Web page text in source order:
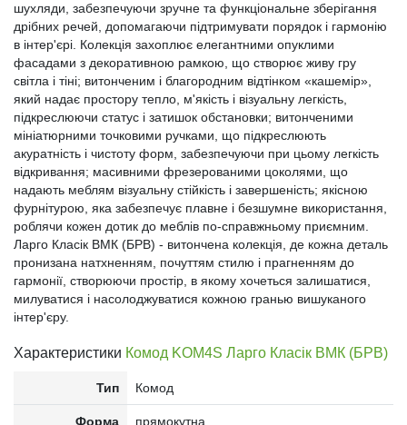
шухляди, забезпечуючи зручне та функціональне зберігання
дрібних речей, допомагаючи підтримувати порядок і гармонію
в інтер'єрі. Колекція захоплює елегантними опуклими
фасадами з декоративною рамкою, що створює живу гру
світла і тіні; витонченим і благородним відтінком «кашемір»,
який надає простору тепло, м'якість і візуальну легкість,
підкреслюючи статус і затишок обстановки; витонченими
мініатюрними точковими ручками, що підкреслюють
акуратність і чистоту форм, забезпечуючи при цьому легкість
відкривання; масивними фрезерованими цоколями, що
надають меблям візуальну стійкість і завершеність; якісною
фурнітурою, яка забезпечує плавне і безшумне використання,
роблячи кожен дотик до меблів по-справжньому приємним.
Ларго Класік ВМК (БРВ) - витончена колекція, де кожна деталь
пронизана натхненням, почуттям стилю і прагненням до
гармонії, створюючи простір, в якому хочеться залишатися,
милуватися і насолоджуватися кожною гранью вишуканого
інтер'єру.
Характеристики Комод KOM4S Ларго Класік ВМК (БРВ)
Тип Комод
Форма прямокутна